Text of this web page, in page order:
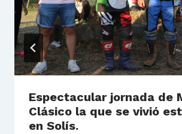
Espectacular jornada de
Clásico la que se vivió
en Solís.